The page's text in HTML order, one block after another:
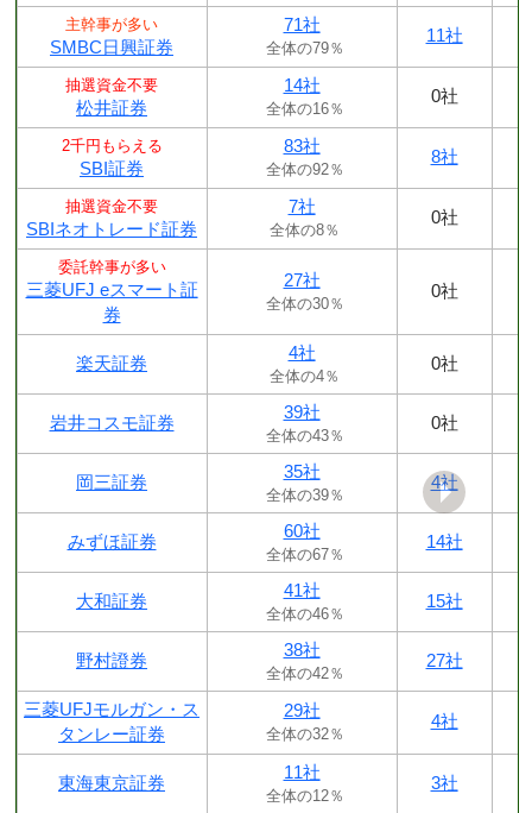
主幹事が多い
SMBC日興証券
71社
全体の79％
11社
抽選資金不要
松井証券
14社
全体の16％
0社
2千円もらえる
SBI証券
83社
全体の92％
8社
抽選資金不要
SBIネオトレード証券
7社
全体の8％
0社
委託幹事が多い
三菱UFJ eスマート証
券
27社
全体の30％
0社
楽天証券
4社
全体の4％
0社
岩井コスモ証券
39社
全体の43％
0社
岡三証券
35社
全体の39％
4社
みずほ証券
60社
全体の67％
14社
大和証券
41社
全体の46％
15社
野村證券
38社
全体の42％
27社
三菱UFJモルガン・ス
タンレー証券
29社
全体の32％
4社
東海東京証券
11社
全体の12％
3社